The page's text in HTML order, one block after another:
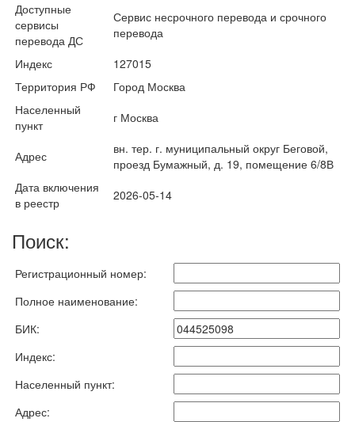
Доступные
сервисы
перевода ДС
Сервис несрочного перевода и срочного
перевода
Индекс
127015
Территория РФ
Город Москва
Населенный
пункт
г Москва
Адрес
вн. тер. г. муниципальный округ Беговой,
проезд Бумажный, д. 19, помещение 6/8В
Дата включения
в реестр
2026-05-14
Поиск:
Регистрационный номер:
Полное наименование:
БИК:
Индекс:
Населенный пункт:
Адрес: